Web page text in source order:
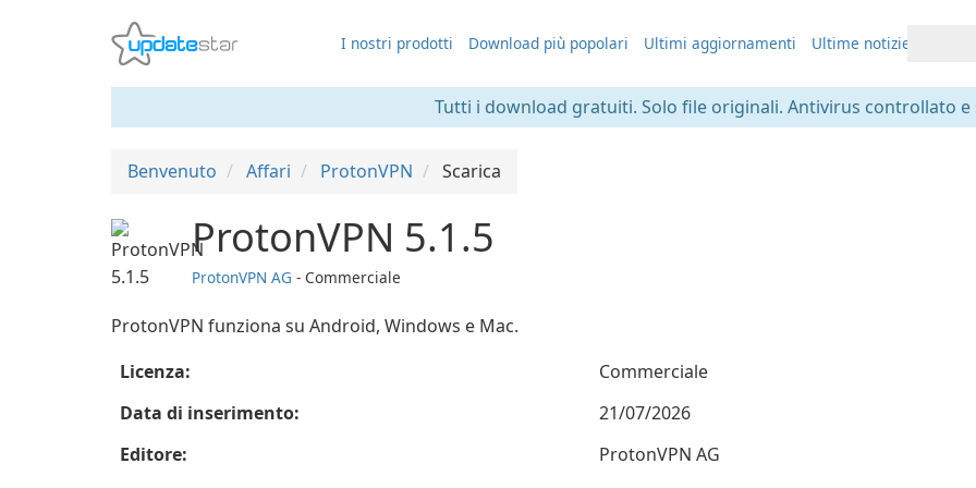
I nostri prodotti Download più popolari Ultimi aggiornamenti Ultime notizie
Tutti i download gratuiti. Solo file originali. Antivirus controllato e
Benvenuto Affari ProtonVPN Scarica
ProtonVPN 5.1.5
ProtonVPN AG - Commerciale
ProtonVPN funziona su Android, Windows e Mac.
Licenza:
Commerciale
Data di inserimento:
21/07/2026
Editore:
ProtonVPN AG